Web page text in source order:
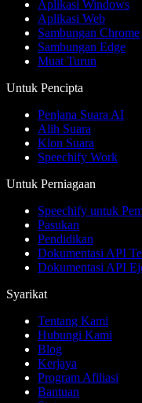
Aplikasi Windows
Aplikasi Web
Sambungan Chrome
Sambungan Edge
Muat Turun
Untuk Pencipta
Penjana Suara AI
Alih Suara
Klon Suara
Speechify Work
Untuk Perniagaan
Speechify untuk
Pasukan
Pendidikan
Dokumentasi API
Dokumentasi API
Syarikat
Tentang Kami
Hubungi Kami
Blog
Kerjaya
Program Afiliasi
Bantuan